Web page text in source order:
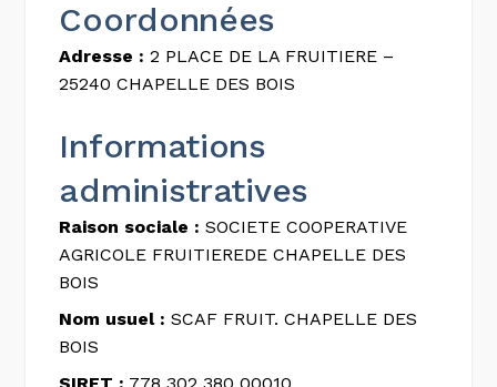
Coordonnées
Adresse : 2 PLACE DE LA FRUITIERE –
25240 CHAPELLE DES BOIS
Informations
administratives
Raison sociale : SOCIETE COOPERATIVE
AGRICOLE FRUITIEREDE CHAPELLE DES
BOIS
Nom usuel : SCAF FRUIT. CHAPELLE DES
BOIS
SIRET : 778 302 380 00010